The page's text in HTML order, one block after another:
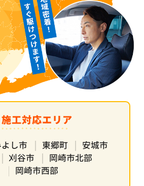
施工対応エリア
し市 東郷町
安城市
刈谷市
岡崎市北部
岡崎市西部